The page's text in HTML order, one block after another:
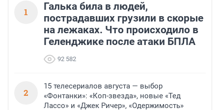
1
Галька била в людей,
пострадавших грузили в скорые
на лежаках. Что происходило в
Геленджике после атаки БПЛА
92 582
2
15 телесериалов августа — выбор
«Фонтанки»: «Коп-звезда», новые «Тед
Лассо» и «Джек Ричер», «Одержимость»